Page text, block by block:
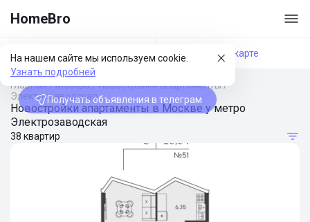
HomeBro
На нашем сайте мы используем cookie.
Узнать подробней
Получать объявления в телеграм
Фильтры На карте
Главная/Москва/Новостройки апартаменты/
Электрозаводская
Новостройки апартаменты в Москве у метро
Электрозаводская
38 квартир